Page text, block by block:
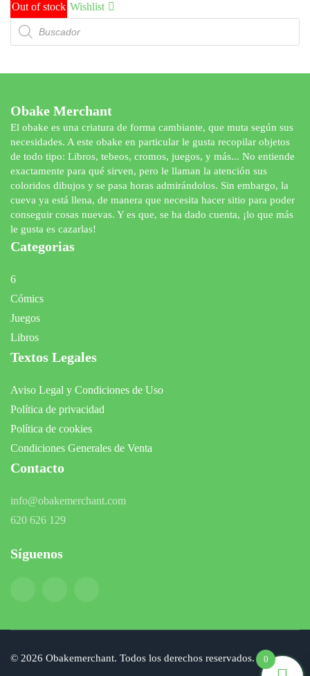
Out of stock Wishlist
Búsqueda
de
productos
Obake Merchant
El obake es una criatura de forma cambiante, que muta según sus
necesidades. A este obake en particular le gusta recopilar objetos
de todo tipo: Libros, tebeos, cromos, juegos, y más... No entiende
exactamente para qué sirven, pero le llaman la atención sus
coloridos dibujos y se pasa horas admirándolos. Sin embargo, la
cueva ya está llena, de manera que necesita hacer sitio para poder
conseguir cosas nuevas. Y es que, se ha dado cuenta, ¡lo que más
le gusta es cazarlas!
Categorias
6
Cómics
Juegos
Libros
Textos Legales
Aviso Legal y Condiciones de Uso
Política de privacidad
Política de cookies
Condiciones Generales de Venta
Contacto
info@obakemerchant.com
620 626 129
Síguenos
© 2026 Obakemerchant. Todos los derechos reservados. 0